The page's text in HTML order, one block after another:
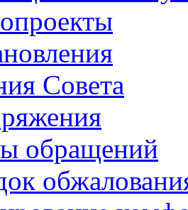
Совета
обращений